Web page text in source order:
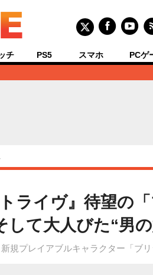
チ PS5 スマホ PCゲ
ライヴ』待望の
て大人びた“男
規プレイアブルキャラクター「ブ